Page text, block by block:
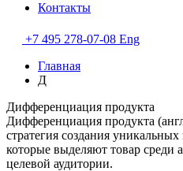
Контакты
+7 495 278-07-08 Eng
Главная
Д
Дифференциация продукта
Дифференциация продукта
стратегия создания
которые выделяют товар среди
целевой аудитории.